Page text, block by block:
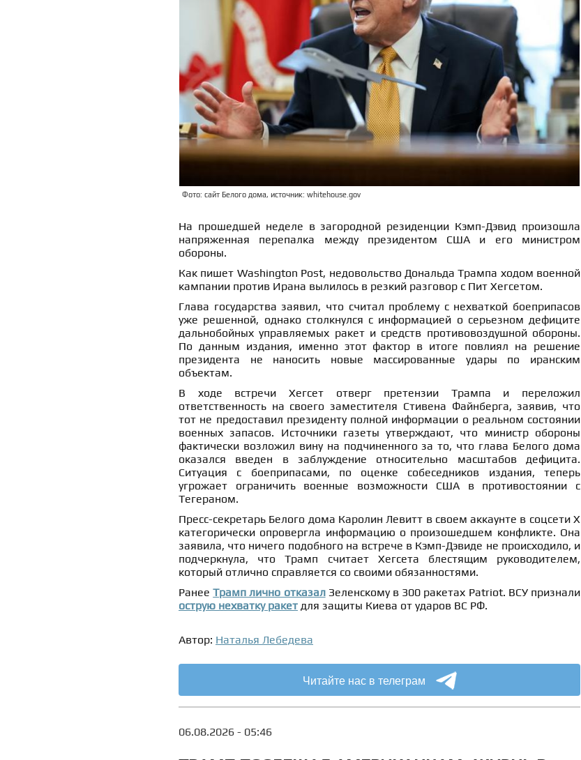
Фото: сайт Белого дома, источник: whitehouse.gov
На прошедшей неделе в загородной резиденции Кэмп-Дэвид произошла
напряженная перепалка между президентом США и его министром
обороны.
Как пишет Washington Post, недовольство Дональда Трампа ходом военной
кампании против Ирана вылилось в резкий разговор с Пит Хегсетом.
Глава государства заявил, что считал проблему с нехваткой боеприпасов
уже решенной, однако столкнулся с информацией о серьезном дефиците
дальнобойных управляемых ракет и средств противовоздушной обороны.
По данным издания, именно этот фактор в итоге повлиял на решение
президента не наносить новые массированные удары по иранским
объектам.
В ходе встречи Хегсет отверг претензии Трампа и переложил
ответственность на своего заместителя Стивена Файнберга, заявив, что
тот не предоставил президенту полной информации о реальном состоянии
военных запасов. Источники газеты утверждают, что министр обороны
фактически возложил вину на подчиненного за то, что глава Белого дома
оказался введен в заблуждение относительно масштабов дефицита.
Ситуация с боеприпасами, по оценке собеседников издания, теперь
угрожает ограничить военные возможности США в противостоянии с
Тегераном.
Пресс-секретарь Белого дома Каролин Левитт в своем аккаунте в соцсети X
категорически опровергла информацию о произошедшем конфликте. Она
заявила, что ничего подобного на встрече в Кэмп-Дэвиде не происходило, и
подчеркнула, что Трамп считает Хегсета блестящим руководителем,
который отлично справляется со своими обязанностями.
РанееТрамп лично отказалЗеленскому в 300 ракетах Patriot. ВСУ признали
острую нехватку ракет для защиты Киева от ударов ВС РФ.
Автор: Наталья Лебедева
Читайте нас в телеграм
06.08.2026 - 05:46